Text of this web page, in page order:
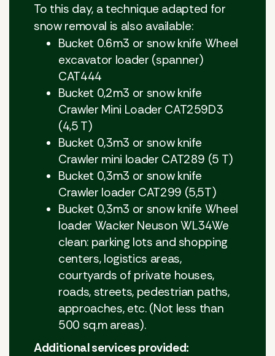
To this day, a technique adapted for
snow removal is also available:
Bucket 0.6m3 or snow knife Wheel
excavator loader (spanner)
CAT444
Bucket 0,2m3 or snow knife
Crawler Mini Loader CAT259D3
(4,5 T)
Bucket 0,3m3 or snow knife
Crawler mini loader CAT289 (5 T)
Bucket 0,3m3 or snow knife
Crawler loader CAT299 (5,5T)
Bucket 0,3m3 or snow knife Wheel
loader Wacker Neuson WL34We
clean: parking lots and shopping
centers, logistics areas,
courtyards of private houses,
roads, streets, pedestrian paths,
approaches, etc. (Not less than
500 sq.m areas).
Additional services provided: